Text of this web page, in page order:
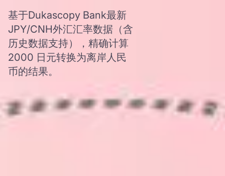
基于Dukascopy Bank最新
JPY/CNH外汇汇率数据（含
历史数据支持），精确计算
2000 日元转换为离岸人民
币的结果。